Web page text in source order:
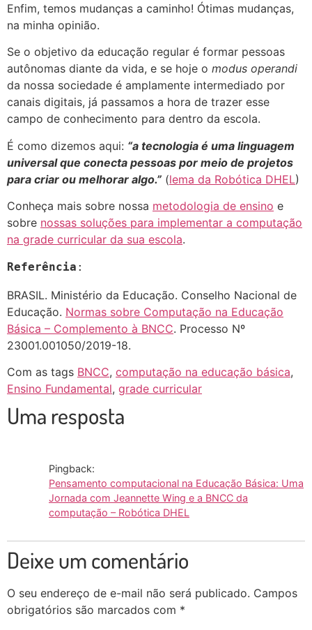
Enfim, temos mudanças a caminho! Ótimas mudanças,
na minha opinião.
Se o objetivo da educação regular é formar pessoas
autônomas diante da vida, e se hoje o modus operandi
da nossa sociedade é amplamente intermediado por
canais digitais, já passamos a hora de trazer esse
campo de conhecimento para dentro da escola.
É como dizemos aqui: “a tecnologia é uma linguagem
universal que conecta pessoas por meio de projetos
para criar ou melhorar algo.” (lema da Robótica DHEL)
Conheça mais sobre nossa metodologia de ensino e
sobre nossas soluções para implementar a computação
na grade curricular da sua escola.
Referência :
BRASIL. Ministério da Educação. Conselho Nacional de
Educação. Normas sobre Computação na Educação
Básica – Complemento à BNCC. Processo Nº
23001.001050/2019-18.
Com as tags BNCC, computação na educação básica,
Ensino Fundamental, grade curricular
Uma resposta
Pingback:
Pensamento computacional na Educação Básica: Uma
Jornada com Jeannette Wing e a BNCC da
computação – Robótica DHEL
Deixe um comentário
O seu endereço de e-mail não será publicado. Campos
obrigatórios são marcados com *